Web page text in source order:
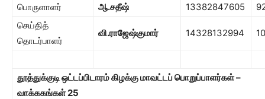
பொருளாளர்
ஆ.சதீஷ் 13382847605
செய்தித்
தொடர்பாளர்
வி.ராஜேஷ்குமார் 14328132994
தூத்துக்குடி ஒட்டப்பிடாரம் கிழக்கு மாவட்டப் பொறுப்பாளர்கள் –
வாக்ககங்கள்25